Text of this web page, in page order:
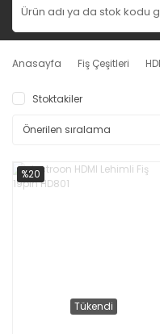
Anasayfa Fiş Çeşitleri
Stoktakiler
%20
Tükendi